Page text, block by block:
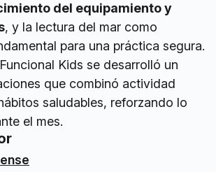
del equipamiento y
, y la lectura del mar como
para una práctica segura.
Kids se desarrolló un
que combinó actividad
saludables, reforzando lo
el mes.